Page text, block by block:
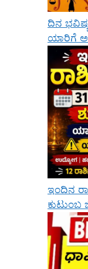
ದಿನ
ಯಾರಿಗೆ
ಇಂದಿನ
ಕುಟುಂಬ